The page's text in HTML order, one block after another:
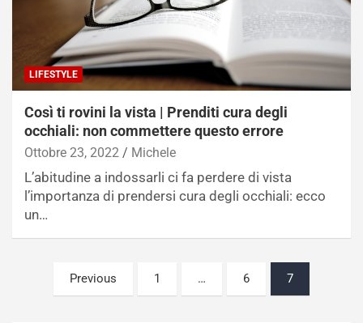
LIFESTYLE
Così ti rovini la vista | Prenditi cura degli
occhiali: non commettere questo errore
Ottobre 23, 2022 Michele
L’abitudine a indossarli ci fa perdere di vista
l’importanza di prendersi cura degli occhiali: ecco
un…
Paginazione
degli
Previous 1 … 6 7